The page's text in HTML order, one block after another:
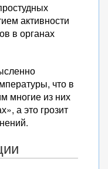
активности
в органах
что в
многие из них
а это грозит